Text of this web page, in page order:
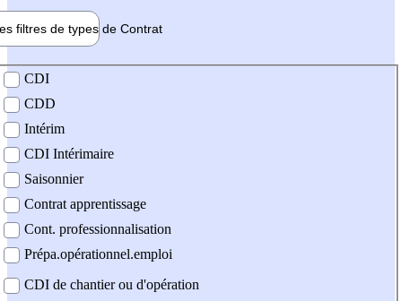
filtres de types de Contrat
contrat
CDI
CDD
Intérim
CDI Intérimaire
Saisonnier
Contrat apprentissage
Cont. professionnalisation
Prépa.opérationnel.emploi
CDI de chantier ou d'opération